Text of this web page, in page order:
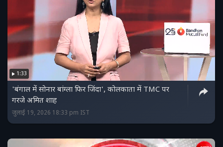
1:33
'बंगाल में सोनार बांग्‍ला फिर जिंदा', कोलकाता में TMC पर
गरजे अमित शाह
जुलाई 19, 2026 18:33 pm IST